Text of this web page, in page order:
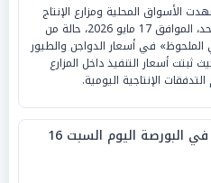
الأسواق المحلية ومزارع الإنتاج
في مصر اليوم الأحد، الموافق 17 مايو 2026، حالة من
الملحوظ» في أسعار الدواجن والطيور
ثبتت أسعار التنفيذ داخل المزارع
الإنتاجية اليومية.
أسعار الدواجن في البورصة اليوم السبت 16